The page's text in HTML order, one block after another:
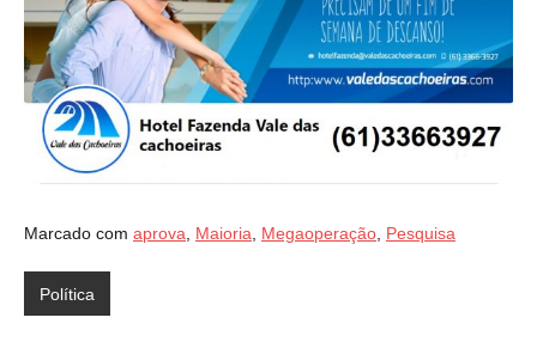
Marcado com aprova, Maioria, Megaoperação, Pesquisa
Política